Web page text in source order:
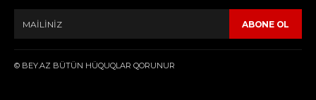
ABONE OL
© BEY.AZ BÜTÜN HÜQUQLAR QORUNUR